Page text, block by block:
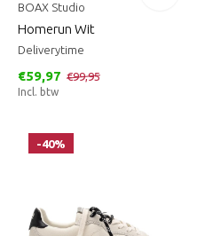
BOAX Studio
Homerun Wit
Deliverytime
€59,97 €99,95
Incl. btw
-40%